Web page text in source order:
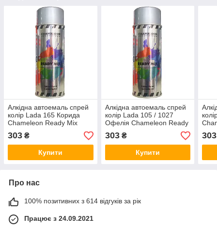
Алкідна автоемаль спрей
колір Lada 165 Корида
Chameleon Ready Mix
400мл
303 ₴
Купити
Алкідна автоемаль спрей
колір Lada 105 / 1027
Офелія Chameleon Ready
Mix 400мл
303₴
Купити
303
Про нас
100% позитивних з 614 відгуків за рік
Працює з 24.09.2021